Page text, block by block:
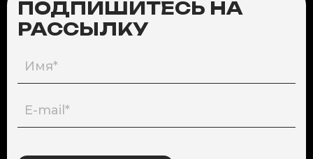
ПОДПИШИТЕСЬ НА
РАССЫЛКУ